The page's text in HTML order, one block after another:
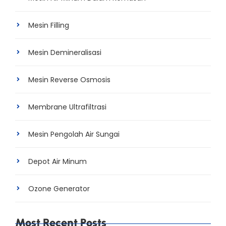
Mesin Filling
Mesin Demineralisasi
Mesin Reverse Osmosis
Membrane Ultrafiltrasi
Mesin Pengolah Air Sungai
Depot Air Minum
Ozone Generator
Most Recent Posts